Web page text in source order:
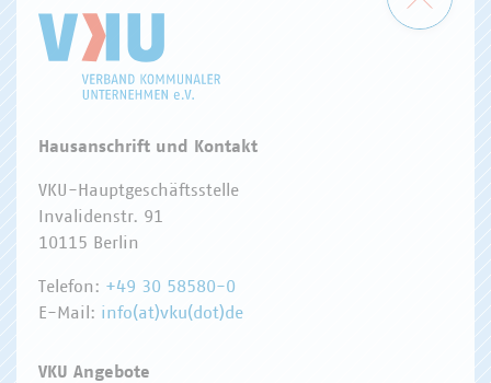
Hausanschrift und Kontakt
VKU-Hauptgeschäftsstelle
Invalidenstr. 91
10115 Berlin
Telefon: +49 30 58580-0
E-Mail: info(at)vku(dot)de
VKU Angebote